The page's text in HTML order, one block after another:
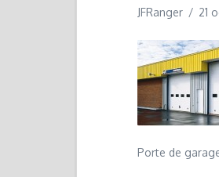
JFRanger 21
Porte de